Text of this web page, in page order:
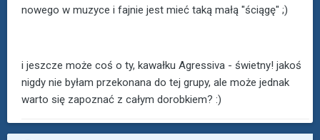
nowego w muzyce i fajnie jest mieć taką małą "ściągę" ;)
i jeszcze może coś o ty, kawałku Agressiva - świetny! jakoś
nigdy nie byłam przekonana do tej grupy, ale może jednak
warto się zapoznać z całym dorobkiem? :)